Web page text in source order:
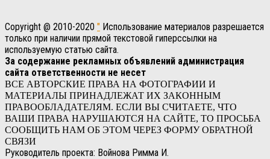
Copyright @ 2010-2020 " Использование материалов разрешается
только при наличии прямой текстовой гиперссылки на
используемую статью сайта.
За содержание рекламных объявлений администрация
сайта ответственности не несет
ВСЕ АВТОРСКИЕ ПРАВА НА ФОТОГРАФИИ И
МАТЕРИАЛЫ ПРИНАДЛЕЖАТ ИХ ЗАКОННЫМ
ПРАВООБЛАДАТЕЛЯМ. ЕСЛИ ВЫ СЧИТАЕТЕ, ЧТО
ВАШИ ПРАВА НАРУШАЮТСЯ НА САЙТЕ, ТО ПРОСЬБА
СООБЩИТЬ НАМ ОБ ЭТОМ ЧЕРЕЗ ФОРМУ ОБРАТНОЙ
СВЯЗИ
Руководитель проекта: Войнова Римма И.